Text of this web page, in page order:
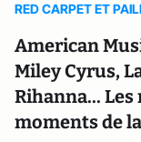
RED CARPET ET
American
Miley Cyrus,
Rihanna...
moments de